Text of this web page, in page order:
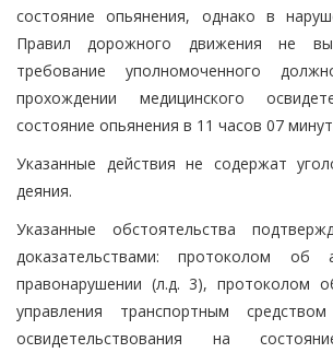
состояние опьянения, однако в
Правил дорожного движения не
требование уполномоченного
прохождении медицинского
состояние опьянения в 11 часов 07
Указанные действия не содержат
деяния.
Указанные обстоятельства
доказательствами: протоколом об
правонарушении (л.д. 3), протоколом
управления транспортным
освидетельствования на